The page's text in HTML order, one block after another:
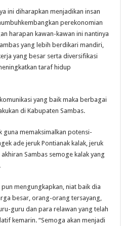
ini diharapkan menjadikan insan
perekonomian
harapan kawan-kawan ini nantinya
yang lebih berdikari mandiri,
yang besar serta diversifikasi
taraf hidup
yang baik maka berbagai
di Kabupaten Sambas.
guna memaksimalkan potensi-
ade jeruk Pontianak kalak, jeruk
Sambas semoge kalak yang
pun mengungkapkan, niat baik dia
besar, orang-orang tersayang,
guru dan para relawan yang telah
kemarin. “Semoga akan menjadi